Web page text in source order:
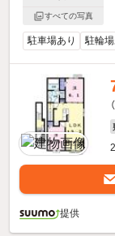
すべての写真
駐車場あり 駐輪場
提供